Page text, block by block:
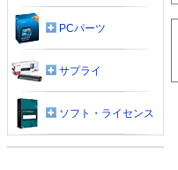
PCパーツ
サプライ
ソフト・ライセンス